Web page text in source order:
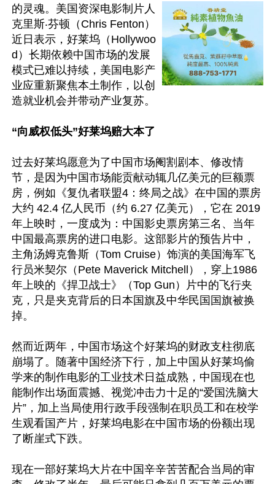
的灵魂。美国资深电影制片人
克里斯‧芬顿（Chris Fenton）
近日表示，好莱坞（Hollywoo
d）长期依赖中国市场的发展
模式已难以持续，美国电影产
业应重新聚焦本土制作，以创
造就业机会并带动产业复苏。
“向威权低头”好莱坞赔大本了
过去好莱坞愿意为了中国市场阉割剧本、修改情
节，是因为中国市场能贡献动辄几亿美元的巨额票
房，例如《复仇者联盟4：终局之战》在中国的票房
大约 42.4 亿人民币（约 6.27 亿美元），它在 2019
年上映时，一度成为：中国影史票房第三名、当年
中国最高票房的进口电影。这部影片的预告片中，
主角汤姆克鲁斯（Tom Cruise）饰演的美国海军飞
行员米契尔（Pete Maverick Mitchell），穿上1986
年上映的《捍卫战士》（Top Gun）片中的飞行夹
克，只是夹克背后的日本国旗及中华民国国旗被换
掉。
然而近两年，中国市场这个好莱坞的财政支柱彻底
崩塌了。随著中国经济下行，加上中国从好莱坞偷
学来的制作电影的工业技术日益成熟，中国现在也
能制作出场面震撼、视觉冲击力十足的“爱国洗脑大
片”，加上当局使用行政手段强制在职员工和在校学
生观看国产片，好莱坞电影在中国市场的份额出现
了断崖式下跌。
现在一部好莱坞大片在中国辛辛苦苦配合当局的审